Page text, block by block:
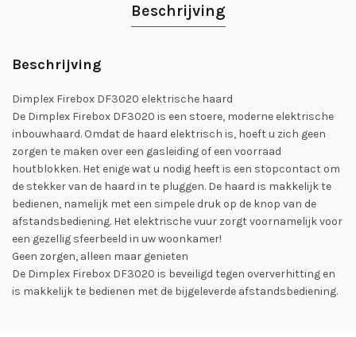
Beschrijving
Beschrijving
Dimplex Firebox DF3020 elektrische haard
De Dimplex Firebox DF3020 is een stoere, moderne elektrische
inbouwhaard. Omdat de haard elektrisch is, hoeft u zich geen
zorgen te maken over een gasleiding of een voorraad
houtblokken. Het enige wat u nodig heeft is een stopcontact om
de stekker van de haard in te pluggen. De haard is makkelijk te
bedienen, namelijk met een simpele druk op de knop van de
afstandsbediening. Het elektrische vuur zorgt voornamelijk voor
een gezellig sfeerbeeld in uw woonkamer!
Geen zorgen, alleen maar genieten
De Dimplex Firebox DF3020 is beveiligd tegen oververhitting en
is makkelijk te bedienen met de bijgeleverde afstandsbediening.